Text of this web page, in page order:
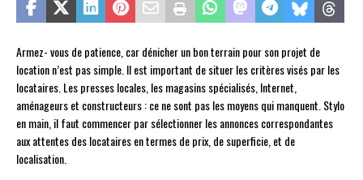
Armez- vous de patience, car dénicher un bon terrain pour son projet de
location n’est pas simple. Il est important de situer les critères visés par les
locataires. Les presses locales, les magasins spécialisés, Internet,
aménageurs et constructeurs : ce ne sont pas les moyens qui manquent. Stylo
en main, il faut commencer par sélectionner les annonces correspondantes
aux attentes des locataires en termes de prix, de superficie, et de
localisation.